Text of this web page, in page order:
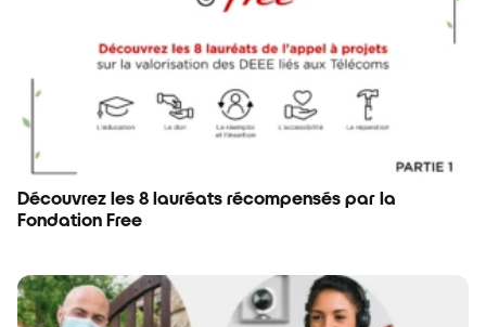
Découvrez les 8 lauréats récompensés par la
Fondation Free